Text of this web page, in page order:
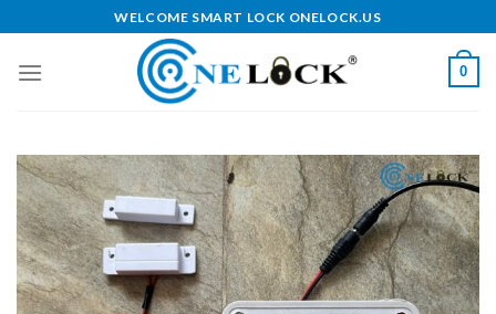
to
content
WELCOME SMART LOCK ONELOCK.US
0